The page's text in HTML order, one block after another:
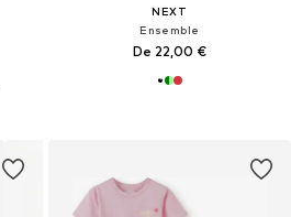
NEXT
Ensemble
De 22,00 €